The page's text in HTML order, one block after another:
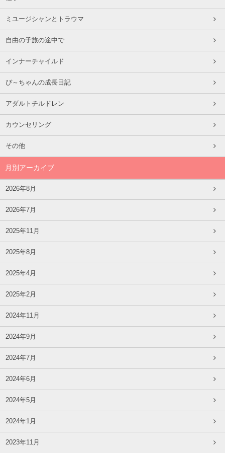
ミユージシャンとトラウマ
自由の子旅の途中で
インナーチャイルド
ぴ～ちゃんの成長日記
アダルトチルドレン
カウンセリング
その他
月別アーカイブ
2026年8月
2026年7月
2025年11月
2025年8月
2025年4月
2025年2月
2024年11月
2024年9月
2024年7月
2024年6月
2024年5月
2024年1月
2023年11月